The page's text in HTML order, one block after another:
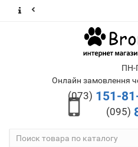
ПН-
Онлайн замовлення
(073) 151-
(095)